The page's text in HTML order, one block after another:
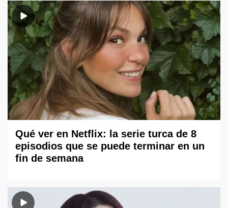
Qué ver en Netflix: la serie turca de 8
episodios que se puede terminar en un
fin de semana